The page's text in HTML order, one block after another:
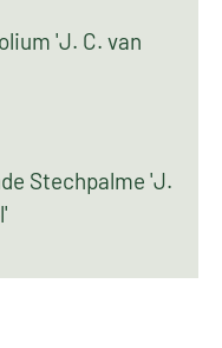
'J. C. van
Stechpalme 'J.